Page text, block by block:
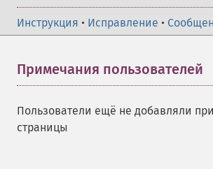
Инструкция • Исправление •
Примечания пользователей
Пользователи ещё не добавляли
страницы